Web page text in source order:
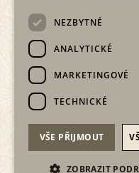
NEZBYTNÉ
ANALYTICKÉ
MARKETINGOVÉ
TECHNICKÉ
VŠE PŘIJMOUT
ZOBRAZIT